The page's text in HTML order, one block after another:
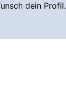
dein Profil.